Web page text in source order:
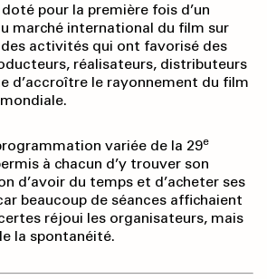
doté pour la première fois d’un
marché international du film sur
des activités qui ont favorisé des
réalisateurs, distributeurs
d’accroître le rayonnement du film
variée de la 29e
à chacun d’y trouver son
d’avoir du temps et d’acheter ses
beaucoup de séances affichaient
réjoui les organisateurs, mais
la spontanéité.